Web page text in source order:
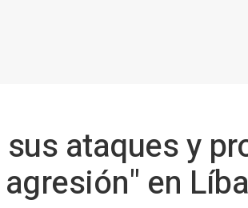
ataques y
en